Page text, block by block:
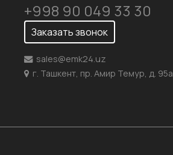
+998 90 049 33 30
Заказать звонок
sales@emk24.uz
г. Ташкент, пр. Амир Темур, д. 95а